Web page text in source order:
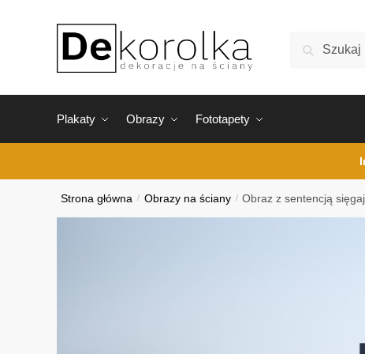
Szukaj
Plakaty Obrazy Fototapety
Strona główna / Obrazy na ściany / Obraz z sentencją